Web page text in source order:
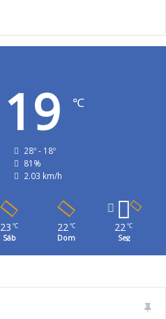
19 ℃
28º - 18º
81%
2.03 km/h
23 ℃
Sáb
22℃
Dom
22℃
Seg